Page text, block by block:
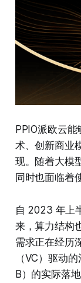
PPIO派欧云
术、创新商业
现。随着大模
同时也面临着
自 2023 年上
来，算力结构
需求正在经历
（VC）驱动
B）的实际落